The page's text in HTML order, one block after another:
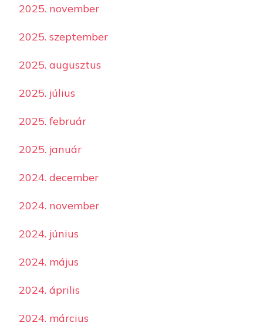
2025. november
2025. szeptember
2025. augusztus
2025. július
2025. február
2025. január
2024. december
2024. november
2024. június
2024. május
2024. április
2024. március